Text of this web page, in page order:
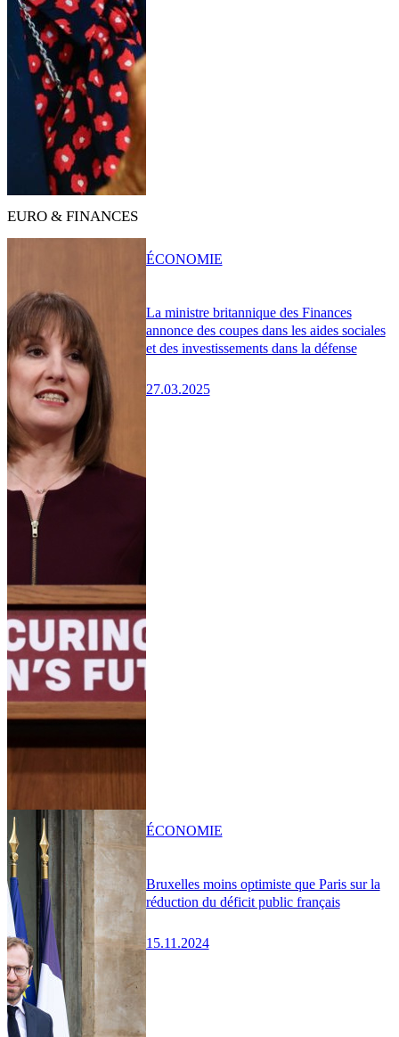
EURO & FINANCES
La ministre britannique des Finances
annonce des coupes dans les aides sociales
et des investissements dans la défense
27.03.2025
ÉCONOMIE
Bruxelles moins optimiste que Paris sur la
réduction du déficit public français
15.11.2024
ÉCONOMIE